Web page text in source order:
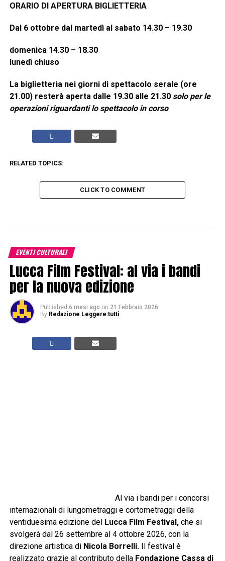
ORARIO DI APERTURA BIGLIETTERIA
Dal 6 ottobre dal martedì al sabato 14.30 – 19.30
domenica 14.30 – 18.30
lunedì chiuso
La biglietteria nei giorni di spettacolo serale (ore
21.00) resterà aperta dalle 19.30 alle 21.30 solo per le
operazioni riguardanti lo spettacolo in corso
RELATED TOPICS:
CLICK TO COMMENT
EVENTI CULTURALI
Lucca Film Festival: al via i bandi
per la nuova edizione
Published 6 mesi ago on 21 Febbraio 2026
By Redazione Leggere:tutti
Al via i bandi per i concorsi
internazionali di lungometraggi e cortometraggi della
ventiduesima edizione del Lucca Film Festival ,che si
svolgerà dal 26 settembre al 4 ottobre 2026, con la
direzione artistica diNicola Borrelli.
Il festival è
realizzato grazie al contributo della Fondazione Cassa di